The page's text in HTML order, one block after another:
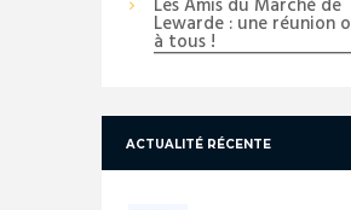
Lewarde : une réunion
à tous !
ACTUALITÉ RÉCENTE